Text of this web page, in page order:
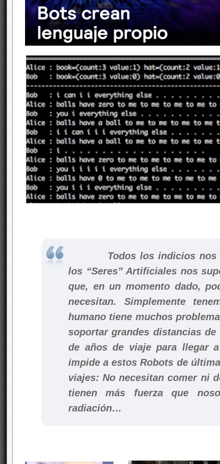
Todos los indicios nos
los “Seres” Artificiales nos
que, en un momento dado,
necesitan. Simplemente
humano tiene muchos
soportar grandes distancias
de años de viaje para llegar
impide a estos Robots de
viajes: No necesitan comer ni
tienen más fuerza que
radiación…